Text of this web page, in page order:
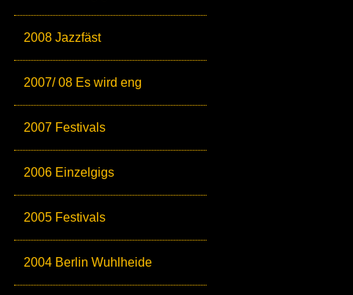
2008 Jazzfäst
2007/ 08 Es wird eng
2007 Festivals
2006 Einzelgigs
2005 Festivals
2004 Berlin Wuhlheide